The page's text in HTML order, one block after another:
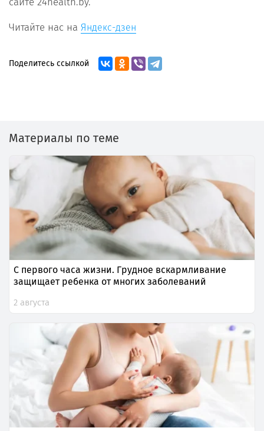
Читайте нас на Яндекс-дзен
Поделитесь ссылкой
Материалы по теме
С первого часа жизни. Грудное вскармливание
защищает ребенка от многих заболеваний
2 августа